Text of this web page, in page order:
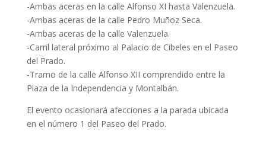
-Ambas aceras en la calle Alfonso XI hasta Valenzuela.
-Ambas aceras de la calle Pedro Muñoz Seca.
-Ambas aceras de la calle Valenzuela.
-Carril lateral próximo al Palacio de Cibeles en el Paseo
del Prado.
-Tramo de la calle Alfonso XII comprendido entre la
Plaza de la Independencia y Montalbán.
El evento ocasionará afecciones a la parada ubicada
en el número 1 del Paseo del Prado.